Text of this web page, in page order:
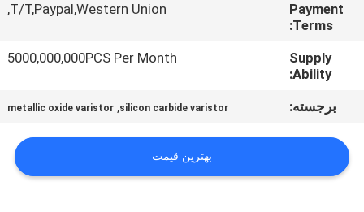
کنترل
کیفیت
تماس
Payment
Terms:
T/T,Paypal,Western Union,
Supply
Ability:
5000,000,000PCS Per Month
برجسته: silicon carbide varistor
,
metallic oxide varistor
بهترین قیمت